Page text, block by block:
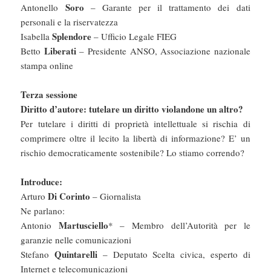
Antonello Soro – Garante per il trattamento dei dati
personali e la riservatezza
IsabellaSplendore – Ufficio Legale FIEG
Betto Liberati– Presidente ANSO, Associazione nazionale
stampa online
Terza sessione
Diritto d’autore: tutelare un diritto violandone un altro?
Per tutelare i diritti di proprietà intellettuale si rischia di
comprimere oltre il lecito la libertà di informazione? E’ un
rischio democraticamente sostenibile? Lo stiamo correndo?
Introduce:
ArturoDi Corinto – Giornalista
Ne parlano:
Antonio Martusciello* – Membro dell’Autorità per le
garanzie nelle comunicazioni
StefanoQuintarelli – Deputato Scelta civica, esperto di
Internet e telecomunicazioni